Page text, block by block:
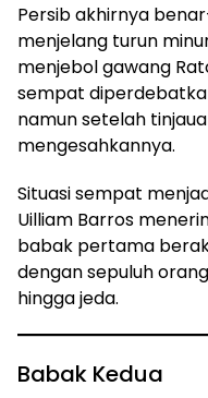
Persib akhirnya
menjelang turun
menjebol gawang
sempat
namun setelah
mengesahkannya.
Situasi sempat
Uilliam Barros
babak pertama
dengan sepuluh
hingga jeda.
Babak Kedua